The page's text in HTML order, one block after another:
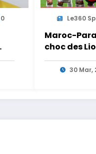
0 Le360
Maroc-
choc des
Ouahbi en
Arryadia
30 Mar,